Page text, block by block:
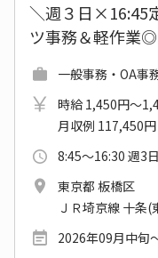
＼週３日×16:45
ツ事務＆軽作業◎
一般事務・OA事
時給 1,450円～
月収例 117,450円
8:45～16:30 週3
東京都 板橋区
ＪＲ埼京線 十条(
2026年09月中旬